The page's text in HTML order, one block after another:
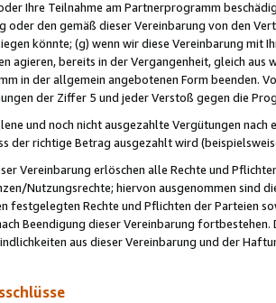
Ihre Teilnahme am Partnerprogramm
oder den gemäß dieser Vereinbarung von den
könnte; (g) wenn wir diese Vereinbarung mit
agieren, bereits in der Vergangenheit, gleich
in der allgemein angebotenen Form beenden.
der Ziffer 5 und jeder Verstoß gegen die
und noch nicht ausgezahlte Vergütungen
der richtige Betrag ausgezahlt wird
Vereinbarung erlöschen alle Rechte und
Nutzungsrechte; hiervon ausgenommen sind
festgelegten Rechte und Pflichten der Parteien
Beendigung dieser Vereinbarung
aus dieser Vereinbarung und der